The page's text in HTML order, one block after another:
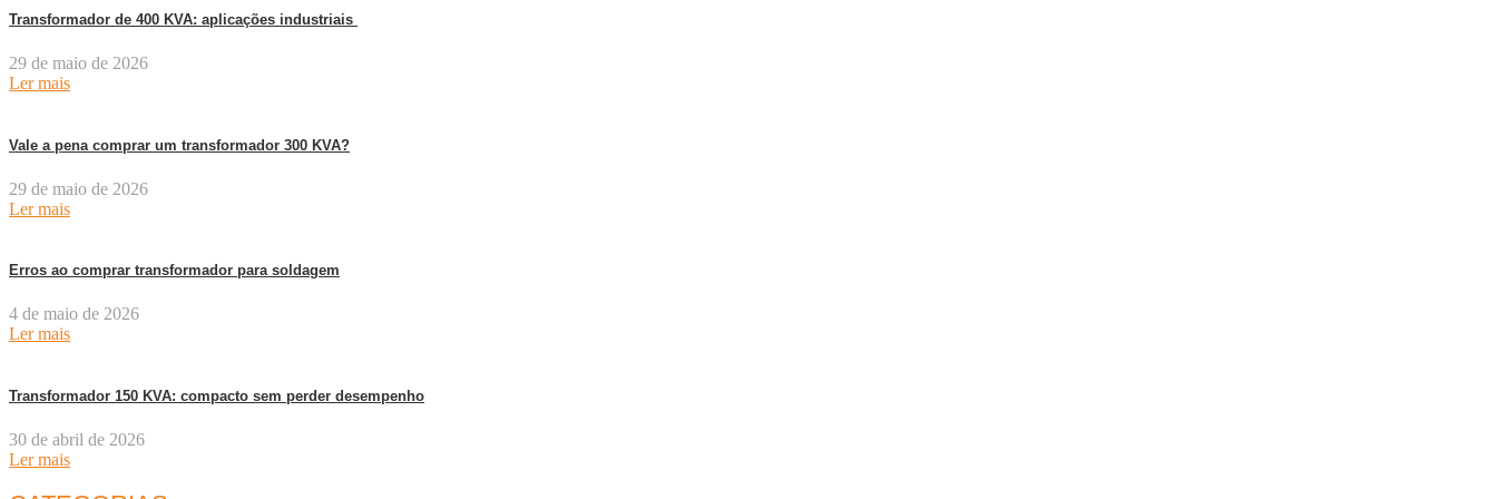
Transformador de 400 KVA: aplicações industriais
29 de maio de 2026
Ler mais
Vale a pena comprar um transformador 300 KVA?
29 de maio de 2026
Ler mais
Erros ao comprar transformador para soldagem
4 de maio de 2026
Ler mais
Transformador 150 KVA: compacto sem perder desempenho
30 de abril de 2026
Ler mais